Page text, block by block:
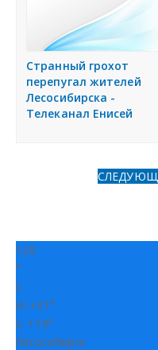
История города
Разместить
Создание сайтов
Странный грохот
перепугал жителей
Лесосибирска -
Телеканал Енисей
+29
°
C
H: +31°
L: +19°
Лесосибирск